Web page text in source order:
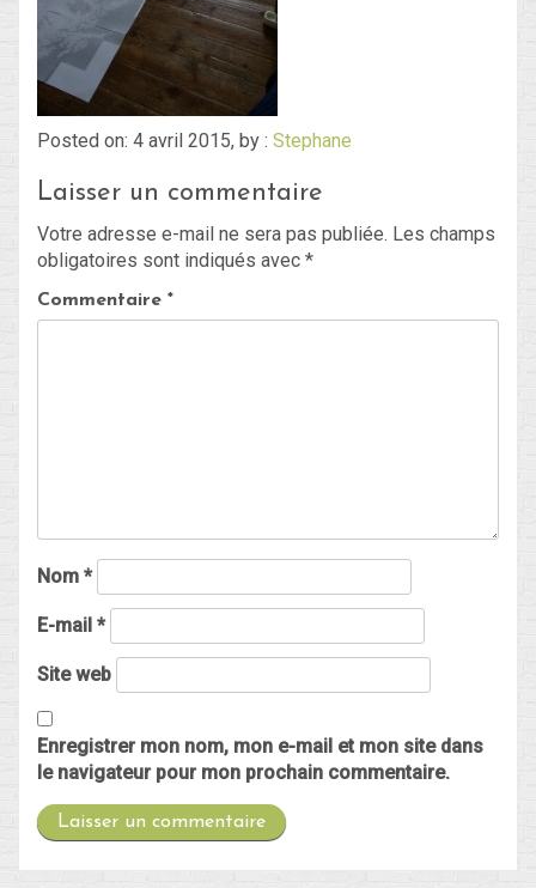
Blog
Non classé
Connexion
Flux des publications
Posted on: 4 avril 2015, by : Stephane
Laisser un commentaire
Votre adresse e-mail ne sera pas publiée. Les champs
obligatoires sont indiqués avec *
Commentaire *
Nom *
E-mail *
Site web
Enregistrer mon nom, mon e-mail et mon site dans
le navigateur pour mon prochain commentaire.